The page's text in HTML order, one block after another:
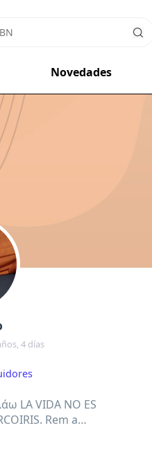
Novedades
4 días
LA VIDA NO ES
Rem a…